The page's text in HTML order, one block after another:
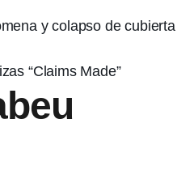
y colapso de cubierta
“Claims Made”